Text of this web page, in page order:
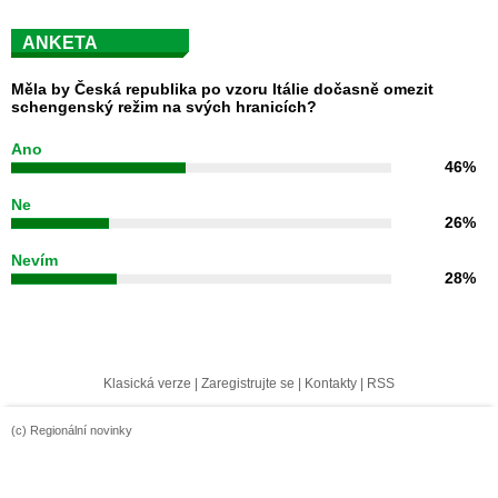
ANKETA
Měla by Česká republika po vzoru Itálie dočasně omezit
schengenský režim na svých hranicích?
Ano
46%
Ne
26%
Nevím
28%
Klasická verze Zaregistrujte se Kontakty RSS
(c) Regionální novinky